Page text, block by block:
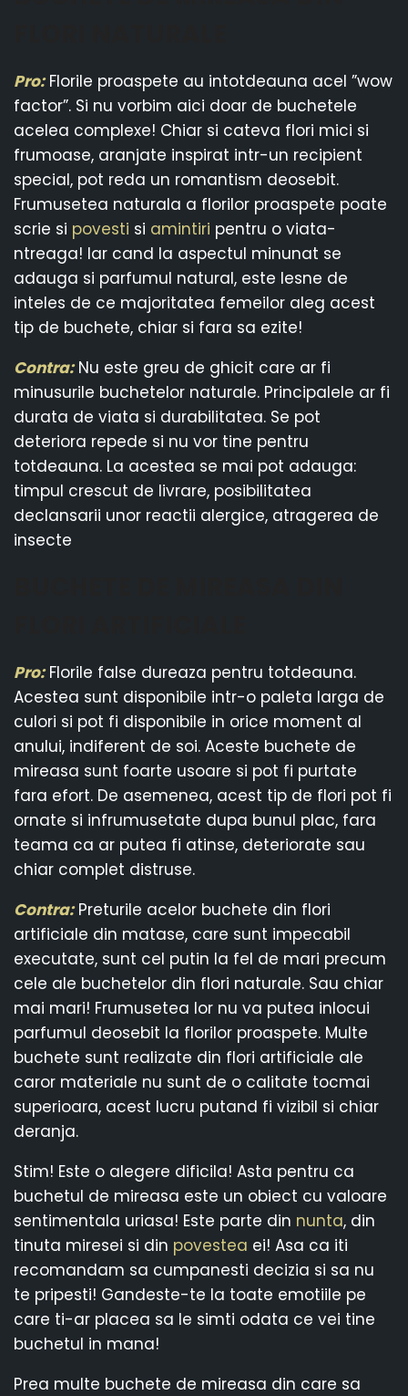
Pro: Florile proaspete au intotdeauna acel ”wow
factor”. Si nu vorbim aici doar de buchetele
acelea complexe! Chiar si cateva flori mici si
frumoase, aranjate inspirat intr-un recipient
special, pot reda un romantism deosebit.
Frumusetea naturala a florilor proaspete poate
scrie si povesti si amintiri pentru o viata-
ntreaga! Iar cand la aspectul minunat se
adauga si parfumul natural, este lesne de
inteles de ce majoritatea femeilor aleg acest
tip de buchete, chiar si fara sa ezite!
Contra: Nu este greu de ghicit care ar fi
minusurile buchetelor naturale. Principalele ar fi
durata de viata si durabilitatea. Se pot
deteriora repede si nu vor tine pentru
totdeauna. La acestea se mai pot adauga:
timpul crescut de livrare, posibilitatea
declansarii unor reactii alergice, atragerea de
insecte
Pro:Florile false dureaza pentru totdeauna.
Acestea sunt disponibile intr-o paleta larga de
culori si pot fi disponibile in orice moment al
anului, indiferent de soi. Aceste buchete de
mireasa sunt foarte usoare si pot fi purtate
fara efort. De asemenea, acest tip de flori pot fi
ornate si infrumusetate dupa bunul plac, fara
teama ca ar putea fi atinse, deteriorate sau
chiar complet distruse.
Contra:Preturile acelor buchete din flori
artificiale din matase, care sunt impecabil
executate, sunt cel putin la fel de mari precum
cele ale buchetelor din flori naturale. Sau chiar
mai mari! Frumusetea lor nu va putea inlocui
parfumul deosebit la florilor proaspete. Multe
buchete sunt realizate din flori artificiale ale
caror materiale nu sunt de o calitate tocmai
superioara, acest lucru putand fi vizibil si chiar
deranja.
Stim! Este o alegere dificila! Asta pentru ca
buchetul de mireasa este un obiect cu valoare
sentimentala uriasa! Este parte din nunta, din
tinuta miresei si din povestea ei! Asa ca iti
recomandam sa cumpanesti decizia si sa nu
te pripesti! Gandeste-te la toate emotiile pe
care ti-ar placea sa le simti odata ce vei tine
buchetul in mana!
Prea multe buchete de mireasa din care sa